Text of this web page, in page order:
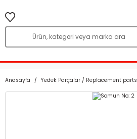
Anasayfa Yedek Parçalar / Replacement parts